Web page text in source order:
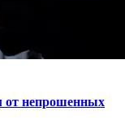
от непрошенных